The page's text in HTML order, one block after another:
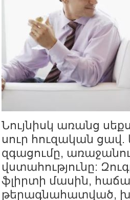
Նույնիսկ առանց
սուր հուզական ցավ.
զգացումը,
վստահությունը:
ֆլիրտի մասին,
թերագնահատված,